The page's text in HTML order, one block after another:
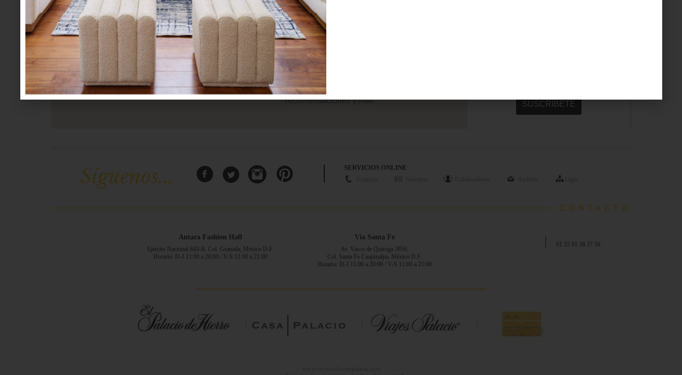
¿BUSCAS MÁS
INSPIRACIÓN?
Suscríbete y recibe tips, promociones, ideas, tendencias,
recomendaciones y más.
Síguenos... SERVICIOS ONLINE
Antara Fashion Hall
Ejército Nacional 843-B, Col. Granada, México D.F.
Horario: D-J 11:00 a 20:00 / V-S 11:00 a 21:00
Vía Santa Fe
Av. Vasco de Quiroga 3850,
Col. Santa Fe Cuajimalpa, México D.F.
Horario: D-J 11:00 a 20:00 / V-S 11:00 a 21:00
01 55 91 38 37 50